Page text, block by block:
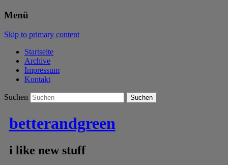
Menü
Skip to primary content
Startseite
Archive
Impressum
Kontakt
Suchen
betterandgreen
i like new stuff